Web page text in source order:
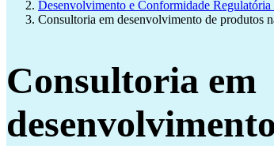
Desenvolvimento e Conformidade Regulatória
Consultoria em desenvolvimento de produtos
Consultoria em